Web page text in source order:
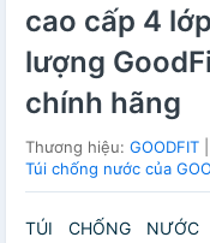
cao cấp 4
lượng
chính hãng
Thương hiệu: GOODFIT
Túi chống nước của
TÚI CHỐNG NƯỚC